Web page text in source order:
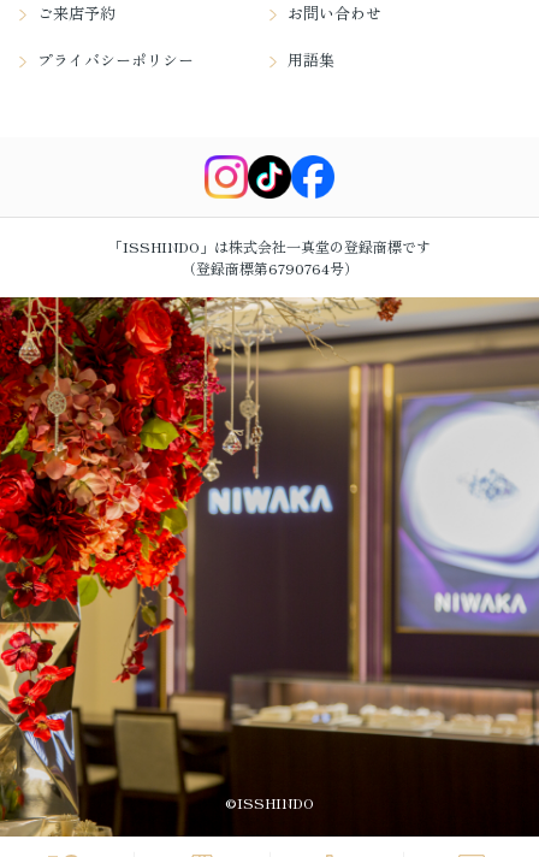
ご来店予約 お問い合わせ
プライバシーポリシー 用語集
「ISSHINDO」は株式会社一真堂の登録商標です
（登録商標第6790764号）
©ISSHINDO